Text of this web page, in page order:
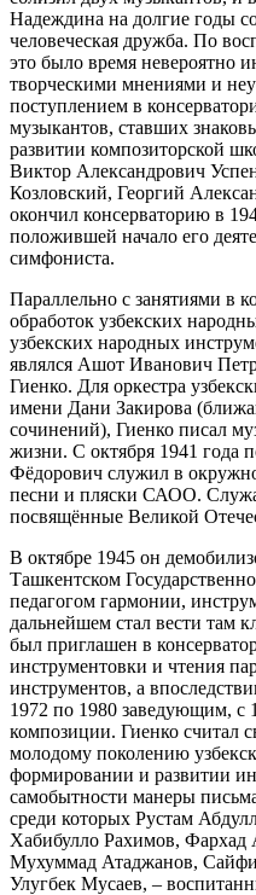
Надеждина на долгие годы
человеческая дружба. По
это было время невероятно
творческими мнениями и
поступлением в
музыкантов, ставших
развитии композиторской
Виктор Александрович
Козловский, Георгий
окончил консерваторию в
положившей начало его
симфониста.
Параллельно с занятиями в
обработок узбекских
узбекских народных
являлся Ашот Иванович
Гиенко. Для оркестра
имени Дани Закирова
сочинений), Гиенко писал
жизни. С октября 1941 года
Фёдорович служил в
песни и пляски САОО.
посвящённые Великой
В октябре 1945 он
Ташкентском
педагогом гармонии,
дальнейшем стал вести там
был приглашен в
инструментовки и чтения
инструментов, а
1972 по 1980 заведующим, с
композиции. Гиенко считал
молодому поколению
формировании и развитии
самобытности манеры
среди которых Рустам
Хабибулло Рахимов,
Мухуммад Атаджанов,
Улугбек Мусаев, –